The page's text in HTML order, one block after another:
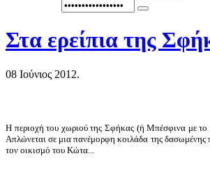
Στα ερείπια της
08 Ιούνιος 2012.
Η περιοχή του χωριού της Σφήκας (ή Μπέσφινα με
Απλώνεται σε μια πανέμορφη κοιλάδα της δασωμένης
τον οικισμό του Κώτα...